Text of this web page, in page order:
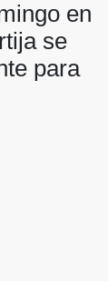
en
se
para